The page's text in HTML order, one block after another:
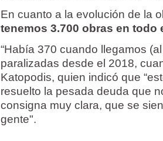
En cuanto a la evolución de la
tenemos 3.700 obras en todo
“Había 370 cuando llegamos
paralizadas desde el 2018,
Katopodis, quien indicó que
resuelto la pesada deuda que
consigna muy clara, que se
gente".